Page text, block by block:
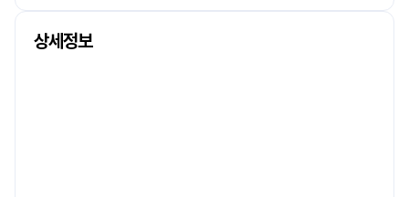
상세정보